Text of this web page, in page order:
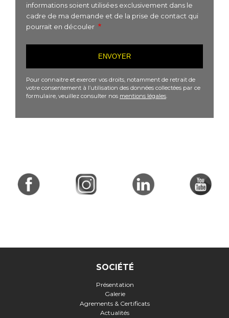
informations soient utilisées exclusivement dans le
cadre de ma demande et de la prise de contact qui
pourrait en découler
Pour connaitre et exercer vos droits, notamment de retrait de
votre consentement à l’utilisation des données collectées par ce
formulaire, veuillez consulter nos mentions légales.
SOCIÉTÉ
Présentation
Galerie
Agrements & Certificats
Actualités